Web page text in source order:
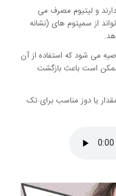
دارند و لیتیوم مصرف می
از سمپتوم های (نشانه
می شود که استفاده از آن
ممکن است باعث بازگشت
یا دوز مناسب برای تک